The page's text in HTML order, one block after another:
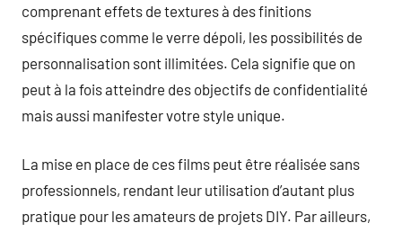
comprenant effets de textures à des finitions
spécifiques comme le verre dépoli, les possibilités de
personnalisation sont illimitées. Cela signifie que on
peut à la fois atteindre des objectifs de confidentialité
mais aussi manifester votre style unique.
La mise en place de ces films peut être réalisée sans
professionnels, rendant leur utilisation d’autant plus
pratique pour les amateurs de projets DIY. Par ailleurs,